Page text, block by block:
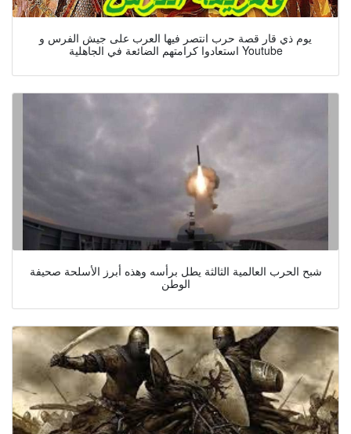
يوم ذي قار قصة حرب انتصر فيها العرب على جيش الفرس و
استعادوا كرامتهم الضائعة في الجاهلية Youtube
شبح الحرب العالمية الثالثة يطل برأسه وهذه أبرز الأسلحة صحيفة
الوطن